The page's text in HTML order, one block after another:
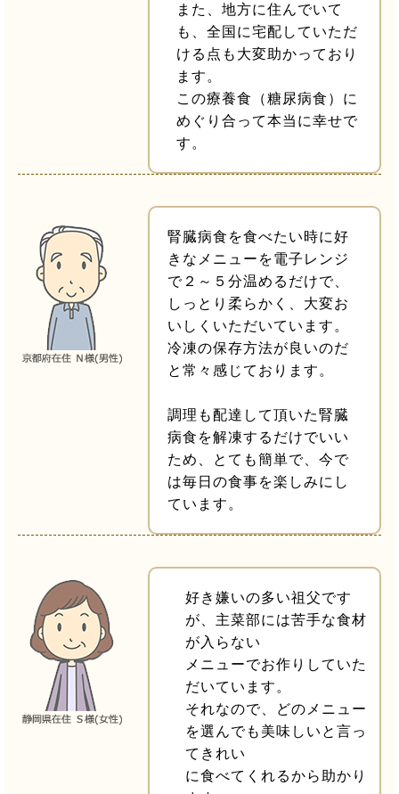
また、地方に住んでいて
も、全国に宅配していただ
ける点も大変助かっており
ます。
この療養食（糖尿病食）に
めぐり合って本当に幸せで
す。
腎臓病食を食べたい時に好
きなメニューを電子レンジ
で２～５分温めるだけで、
しっとり柔らかく、大変お
いしくいただいています。
冷凍の保存方法が良いのだ
と常々感じております。
調理も配達して頂いた腎臓
病食を解凍するだけでいい
ため、とても簡単で、今で
は毎日の食事を楽しみにし
ています。
好き嫌いの多い祖父です
が、主菜部には苦手な食材
が入らない
メニューでお作りしていた
だいています。
それなので、どのメニュー
を選んでも美味しいと言っ
てきれい
に食べてくれるから助かり